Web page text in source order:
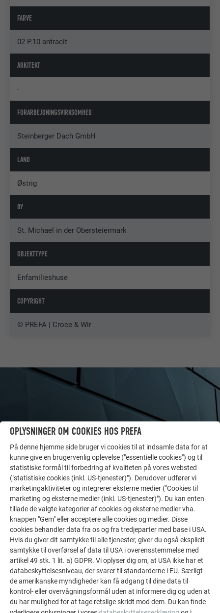
FARVE
02 P.10 antracit
ARKITEKT
-
FORARBEJDNINGSVIRKSOMHED
Steinberger Dach GmbH
LAND
Østrig
BY
St. Michael in der Obersteiermark
OBJEKTTYPE
Enfamilieshuse
COPYRIGHT
© PREFA | Croce & Wir
LAD DIG INSPIRERE
FLERE REFERENCER
De PREFA referentiegallerij laat zien hoe veelzijdig
aluminium kan worden toegepast. Ontdek meer
indrukwekkende projecten met de duurzame PREFA
aluminiumoplossingen voor dak, zonne-energie en
gevel.
SE FLERE REFERENCER
OPLYSNINGER OM COOKIES HOS PREFA
På denne hjemme side bruger vi cookies til at indsamle data for at
kunne give en brugervenlig oplevelse ("essentielle cookies") og til
statistiske formål til forbedring af kvaliteten på vores websted
("statistiske cookies (inkl. US-tjenester)"). Derudover udfører vi
marketingaktiviteter og integrerer eksterne medier ("Cookies til
marketing og eksterne medier (inkl. US-tjenester)"). Du kan enten
tillade de valgte kategorier af cookies og eksterne medier vha.
knappen "Gem" eller acceptere alle cookies og medier. Disse
cookies behandler data fra os og fra tredjeparter med base i USA.
Hvis du giver dit samtykke til alle tjenester, giver du også eksplicit
samtykke til overførsel af data til USA i overensstemmelse med
artikel 49 stk. 1 lit. a) GDPR. Vi oplyser dig om, at USA ikke har et
databeskyttelsesniveau, der svarer til standarderne i EU. Særligt
de amerikanske myndigheder kan få adgang til dine data til
kontrol- eller overvågningsformål uden at informere dig og uden at
du har mulighed for at tage retslige skridt mod dem. Du kan finde